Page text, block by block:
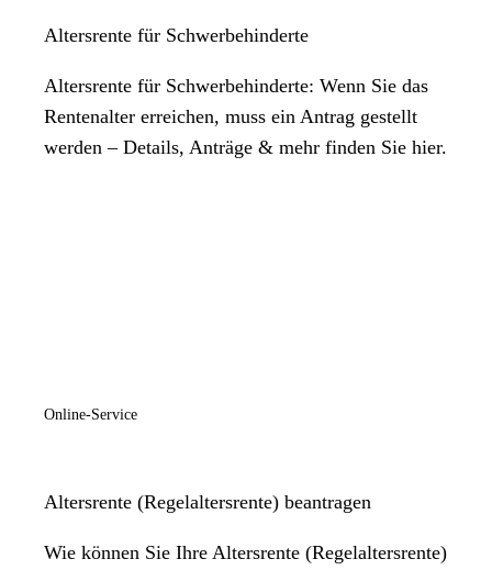
Altersrente für Schwerbehinderte
Altersrente für Schwerbehinderte: Wenn Sie das
Rentenalter erreichen, muss ein Antrag gestellt
werden – Details, Anträge & mehr finden Sie hier.
Online-Service
Altersrente (Regelaltersrente) beantragen
Wie können Sie Ihre Altersrente (Regelaltersrente)